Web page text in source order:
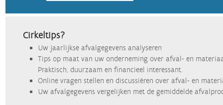
Cirkeltips?
Uw jaarlijkse afvalgegevens analyseren
Tips op maat van uw onderneming over afval- en
Praktisch, duurzaam en financieel interessant.
Online vragen stellen en discussiëren over afval- en
Uw afvalgegevens vergelijken met de gemiddelde